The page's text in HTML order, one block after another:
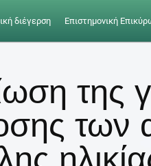
διέγερση Επιστημονική
της
των